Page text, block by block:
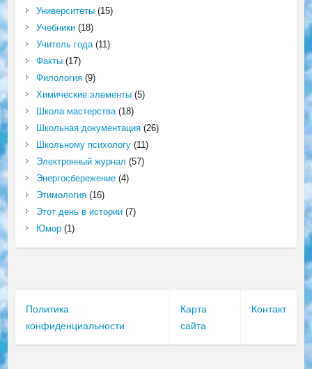
Университеты(15)
Учебники(18)
Учитель года(11)
Факты(17)
Филология(9)
Химические элементы(5)
Школа мастерства(18)
Школьная документация(26)
Школьному психологу(11)
Электронный журнал (57)
Энергосбережение(4)
Этимология(16)
Этот день в истории(7)
Юмор(1)
Политика
конфиденциальности
Карта
сайта
Контакт